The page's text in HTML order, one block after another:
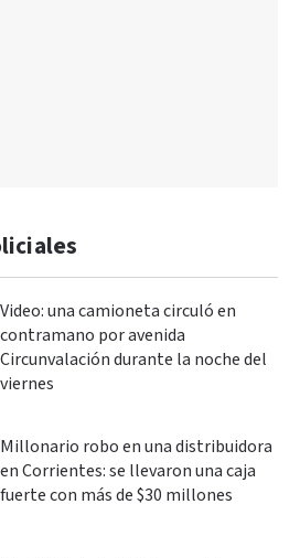
Video: una camioneta circuló en
contramano por avenida
Circunvalación durante la noche del
viernes
Millonario robo en una distribuidora
en Corrientes: se llevaron una caja
fuerte con más de $30 millones